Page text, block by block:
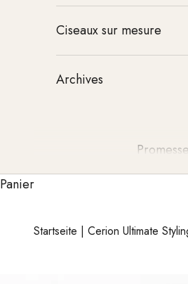
Ciseaux sur mesure
Archives
Panier
Startseite | Cerion Ultimate